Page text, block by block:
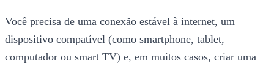
Você precisa de uma conexão estável à internet, um
dispositivo compatível (como smartphone, tablet,
computador ou smart TV) e, em muitos casos, criar uma